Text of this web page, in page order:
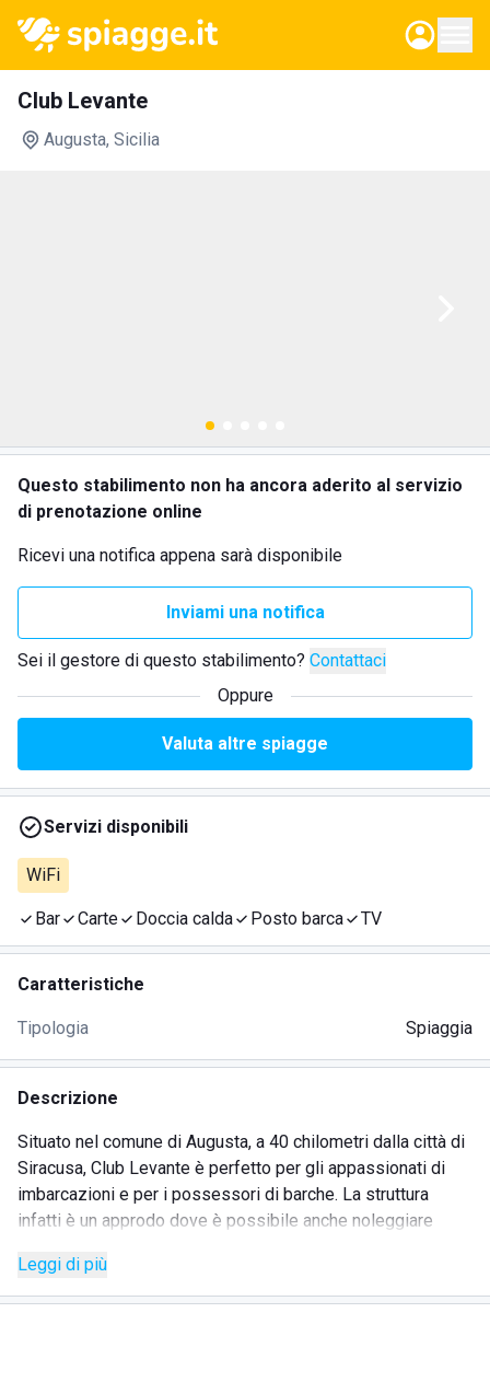
Club Levante
Augusta, Sicilia
Questo stabilimento non ha ancora aderito al servizio
di prenotazione online
Ricevi una notifica appena sarà disponibile
Inviami una notifica
Sei il gestore di questo stabilimento? Contattaci
Oppure
Valuta altre spiagge
Servizi disponibili
WiFi
Bar Carte Doccia calda Posto barca TV
Caratteristiche
Tipologia Spiaggia
Descrizione
Situato nel comune di Augusta, a 40 chilometri dalla città di
Siracusa, Club Levante è perfetto per gli appassionati di
imbarcazioni e per i possessori di barche. La struttura
infatti è un approdo dove è possibile anche noleggiare
propria auto nel parcheggio annesso.
Il bar offre un'ampia varietà di cibi e bevande da colazione
Leggi di più